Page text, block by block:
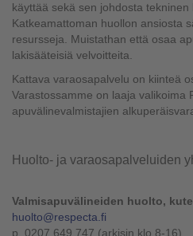
käyttää sekä sen johdosta tekninen
Katkeamattoman huollon ansiosta
resursseja. Muistathan että osaa
lakisääteisiä velvoitteita.
Kattava varaosapalvelu on kiinteä
Varastossamme on laaja valikoima
apuvälinevalmistajien
Huolto- ja varaosapalveluiden
Valmisapuvälineiden huolto,
huolto@respecta.fi
p. 0207 649 747 (arkisin klo 8-16)